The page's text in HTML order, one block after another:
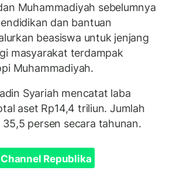
Muhammadiyah sebelumnya
dan bantuan
beasiswa untuk jenjang
masyarakat terdampak
Muhammadiyah.
Syariah mencatat laba
aset Rp14,4 triliun. Jumlah
persen secara tahunan.
Republika